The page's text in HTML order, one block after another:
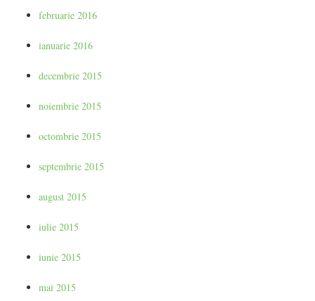
februarie 2016
ianuarie 2016
decembrie 2015
noiembrie 2015
octombrie 2015
septembrie 2015
august 2015
iulie 2015
iunie 2015
mai 2015